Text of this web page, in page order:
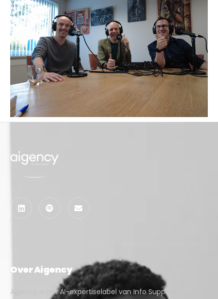
Over Aigency
Aigency is het AI-expertiselabel van Info Support.